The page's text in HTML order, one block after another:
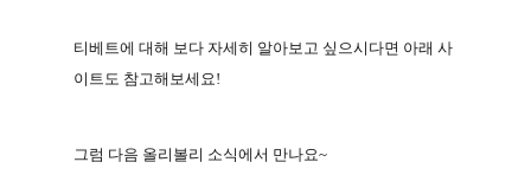
티베트에 대해 보다 자세히 알아보고 싶으시다면 아래 사
이트도 참고해보세요!
그럼 다음 올리볼리 소식에서 만나요~